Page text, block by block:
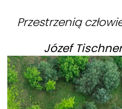
Przestrzenią
Józef Tischner